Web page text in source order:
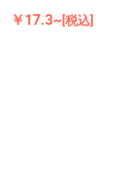
￥17.3~[税込]